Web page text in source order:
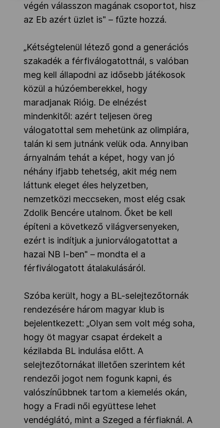
végén válasszon magának csoportot, hisz
az Eb azért üzlet is" – fűzte hozzá.
„Kétségtelenül létező gond a generációs
szakadék a férfiválogatottnál, s valóban
meg kell állapodni az idősebb játékosok
közül a húzóemberekkel, hogy
maradjanak Rióig. De elnézést
mindenkitől: azért teljesen öreg
válogatottal sem mehetünk az olimpiára,
talán ki sem jutnánk velük oda. Annyiban
árnyalnám tehát a képet, hogy van jó
néhány ifjabb tehetség, akit még nem
láttunk eleget éles helyzetben,
nemzetközi meccseken, most elég csak
Zdolik Bencére utalnom. Őket be kell
építeni a következő világversenyeken,
ezért is indítjuk a juniorválogatottat a
hazai NB I-ben" – mondta el a
férfiválogatott átalakulásáról.
Szóba került, hogy a BL-selejtezőtornák
rendezésére három magyar klub is
bejelentkezett: „Olyan sem volt még soha,
hogy öt magyar csapat érdekelt a
kézilabda BL indulása előtt. A
selejtezőtornákat illetően szerintem két
rendezői jogot nem fogunk kapni, és
valószínűbbnek tartom a kiemelés okán,
hogy a Fradi női együttese lehet
vendéglátó, mint a Szeged a férfiaknál. A